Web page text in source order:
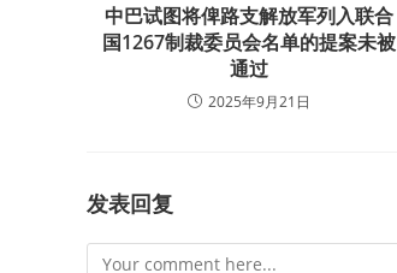
中巴试图将俾路支解放军列入联合
国1267制裁委员会名单的提案未被
通过
2025年9月21日
发表回复
Comment